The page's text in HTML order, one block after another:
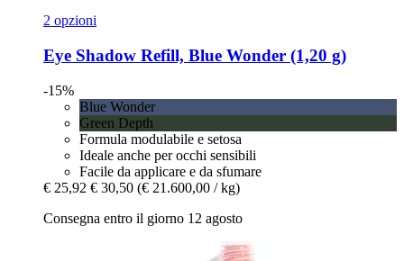
2 opzioni
Eye Shadow Refill, Blue Wonder (1,20 g)
-15%
Blue Wonder
Green Depth
Formula modulabile e setosa
Ideale anche per occhi sensibili
Facile da applicare e da sfumare
€ 25,92 € 30,50 (€ 21.600,00 / kg)
Consegna entro il giorno 12 agosto